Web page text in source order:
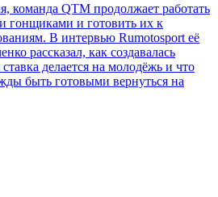
команда QTM продолжает работать
гонщиками и готовить их к
В интервью Rumotosport её
рассказал, как создавалась
делается на молодёжь и что
быть готовыми вернуться на